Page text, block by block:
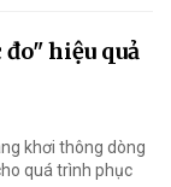
hiệu quả
khơi thông dòng
quá trình phục